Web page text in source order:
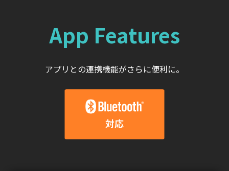
App Features
アプリとの連携機能がさらに便利に。
対応